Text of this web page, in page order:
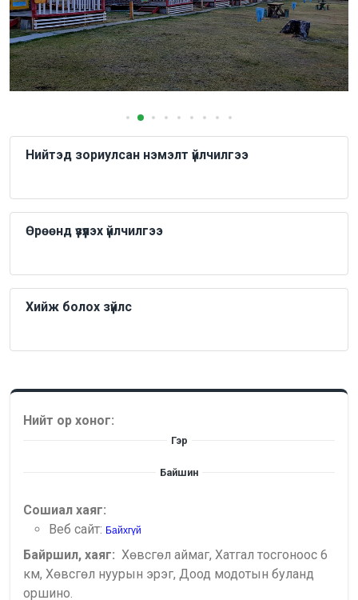
Нийтэд зориулсан нэмэлт үйлчилгээ
Өрөөнд үзүүлэх үйлчилгээ
Хийж болох зүйлс
Нийт ор хоног:
Гэр
Байшин
Сошиал хаяг:
Веб сайт: Байхгүй
Байршил, хаяг: Хөвсгөл аймаг, Хатгал тосгоноос 6
км, Хөвсгөл нуурын эрэг, Доод модотын буланд
оршино.